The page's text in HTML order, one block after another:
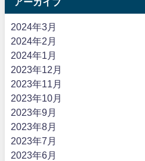
アーカイブ
2024年3月
2024年2月
2024年1月
2023年12月
2023年11月
2023年10月
2023年9月
2023年8月
2023年7月
2023年6月